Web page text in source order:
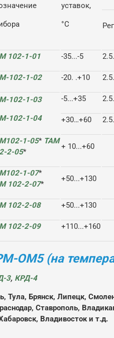
уставок,
°С
102-1-01 -35...-5
102-1-02 -20. .+10
102-1-03
102-1-04
-5...+35
+30…+60
1-05* ТАМ
2-05*
+ 10...+60
1-07*
102-2-07*
+50...+130
102-2-08 +50...+130
102-2-09 +110...+160
ОМ5 (на
3, КРД-4
Тула, Брянск, Липецк,
Ставрополь,
Владивосток и т.д.